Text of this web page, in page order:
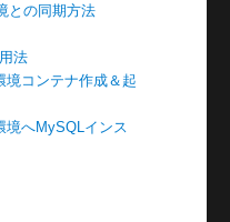
との同期方法
法
境コンテナ作成＆起
境へMySQLインス